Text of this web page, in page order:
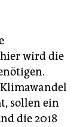
wird die
sollen ein
die 2018